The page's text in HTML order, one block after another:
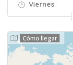
Viernes
Cómo llegar